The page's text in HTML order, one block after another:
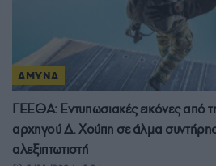
ΑΜΥΝΑ
ΓΕΕΘΑ: Εντυπωσιακές εικόνες από
αρχηγού Δ. Χούπη σε άλμα
αλεξιπτωτιστή